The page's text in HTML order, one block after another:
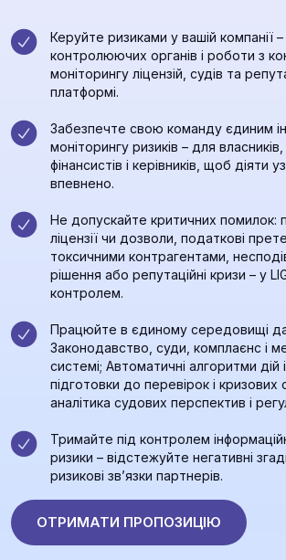
Керуйте ризиками у вашій компанії
контролюючих органів і роботи з
моніторингу ліцензій, судів та
платформі.
Забезпечте свою команду єдиним
моніторингу ризиків – для власників,
фінансистів і керівників, щоб діяти
впевнено.
Не допускайте критичних помилок:
ліцензії чи дозволи, податкові
токсичними контрагентами,
рішення або репутаційні кризи – у
контролем.
Працюйте в єдиному середовищі
Законодавство, суди, комплаєнс і
системі; Автоматичні алгоритми дій
підготовки до перевірок і кризових
аналітика судових перспектив і
Тримайте під контролем
ризики – відстежуйте негативні
ризикові зв’язки партнерів.
ОТРИМАТИ ПРОПОЗИЦІЮ